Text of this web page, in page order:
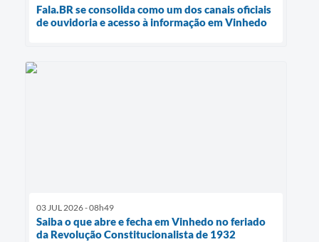
Fala.BR se consolida como um dos canais oficiais
de ouvidoria e acesso à informação em Vinhedo
03 JUL 2026 - 08h49
Saiba o que abre e fecha em Vinhedo no feriado
da Revolução Constitucionalista de 1932